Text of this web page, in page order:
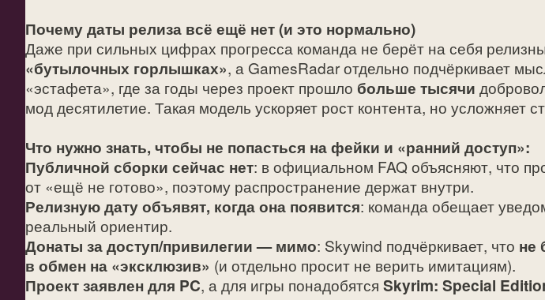
Почему даты релиза всё ещё нет (и это нормально)
Даже при сильных цифрах прогресса команда не берёт на себя
«бутылочных горлышках», а GamesRadar отдельно подчёркивает
«эстафета», где за годы через проект прошло больше тысячи
мод десятилетие. Такая модель ускоряет рост контента, но усложняет
Что нужно знать, чтобы не попасться на фейки и «ранний доступ»:
Публичной сборки сейчас нет: в официальном FAQ объясняют, что
от «ещё не готово», поэтому распространение держат внутри.
Релизную дату объявят, когда она появится: команда обещает
реальный ориентир.
Донаты за доступ/привилегии — мимо: Skywind подчёркивает, что не
в обмен на «эксклюзив» (и отдельно просит не верить имитациям).
Проект заявлен для PC, а для игры понадобятся Skyrim: Special